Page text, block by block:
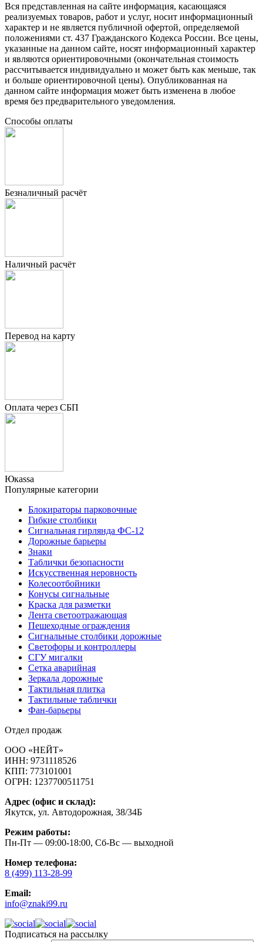
Вся представленная на сайте информация, касающаяся
реализуемых товаров, работ и услуг, носит информационный
характер и не является публичной офертой, определяемой
положениями ст. 437 Гражданского Кодекса России. Все цены,
указанные на данном сайте, носят информационный характер
и являются ориентировочными (окончательная стоимость
рассчитывается индивидуально и может быть как меньше, так
и больше ориентировочной цены). Опубликованная на
данном сайте информация может быть изменена в любое
время без предварительного уведомления.
Способы оплаты
Безналичный расчёт
Наличный расчёт
Перевод на карту
Оплата через СБП
Юкаssа
Популярные категории
Блокираторы парковочные
Гибкие столбики
Сигнальная гирлянда ФС-12
Дорожные барьеры
Знаки
Таблички безопасности
Искусственная неровность
Колесоотбойники
Конусы сигнальные
Краска для разметки
Лента светоотражающая
Пешеходные ограждения
Сигнальные столбики дорожные
Светофоры и контроллеры
СГУ мигалки
Cетка аварийная
Зеркала дорожные
Тактильная плитка
Тактильные таблички
Фан-барьеры
Отдел продаж
ООО «НЕЙТ»
ИНН: 9731118526
КПП: 773101001
ОГРН: 1237700511751
Адрес (офис и склад):
Якутск, ул. Автодорожная, 38/34Б
Режим работы:
Пн-Пт — 09:00-18:00, Сб-Вс — выходной
Номер телефона:
8 (499) 113-28-99
Email:
info@znaki99.ru
Подписаться на рассылку